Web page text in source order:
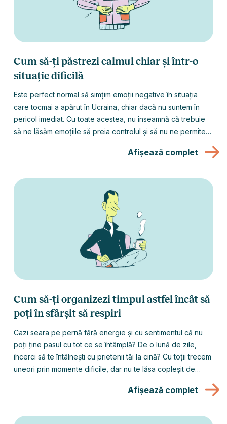
Cum să-ți păstrezi calmul chiar și într-o
situație dificilă
Este perfect normal să simțim emoții negative în situația
care tocmai a apărut în Ucraina, chiar dacă nu suntem în
pericol imediat. Cu toate acestea, nu înseamnă că trebuie
să ne lăsăm emoțiile să preia controlul și să nu ne permitem
normal. Așadar, ce putem face pentru a ne păstra calmul,
Afișează complet
Cum să-ți organizezi timpul astfel încât să
poți în sfârșit să respiri
Cazi seara pe pernă fără energie și cu sentimentul că nu
poți ține pasul cu tot ce se întâmplă? De o lună de zile,
încerci să te întâlnești cu prietenii tăi la cină? Cu toții trecem
uneori prin momente dificile, dar nu te lăsa copleșit de
Afișează complet